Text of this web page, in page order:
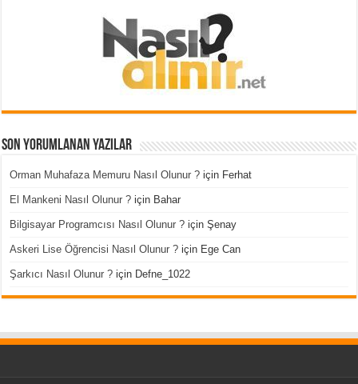
Son Yorumlanan Yazılar
Orman Muhafaza Memuru Nasıl Olunur ? için Ferhat
El Mankeni Nasıl Olunur ? için Bahar
Bilgisayar Programcısı Nasıl Olunur ? içinŞenay
Askeri Lise Öğrencisi Nasıl Olunur ? için Ege Can
Şarkıcı Nasıl Olunur ? için Defne_1022